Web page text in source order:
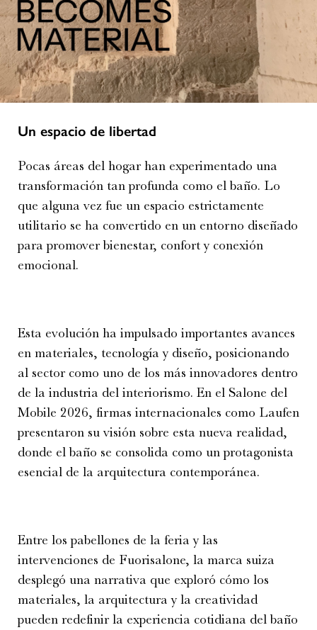
Un espacio de libertad
Pocas áreas del hogar han experimentado una
transformación tan profunda como el baño. Lo
que alguna vez fue un espacio estrictamente
utilitario se ha convertido en un entorno diseñado
para promover bienestar, confort y conexión
emocional.
Esta evolución ha impulsado importantes avances
en materiales, tecnología y diseño, posicionando
al sector como uno de los más innovadores dentro
de la industria del interiorismo. En el Salone del
Mobile 2026, firmas internacionales como Laufen
presentaron su visión sobre esta nueva realidad,
donde el baño se consolida como un protagonista
esencial de la arquitectura contemporánea.
Entre los pabellones de la feria y las
intervenciones de Fuorisalone, la marca suiza
desplegó una narrativa que exploró cómo los
materiales, la arquitectura y la creatividad
pueden redefinir la experiencia cotidiana del baño